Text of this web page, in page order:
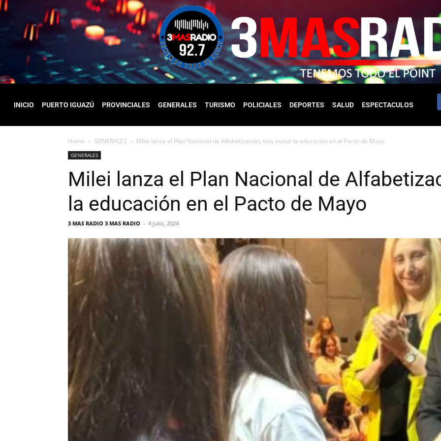
INICIO PUERTO IGUAZÚ PROVINCIALES GENERALES TURISMO POLICIALES DEPORTES SALUD ESPECTACULOS
Home GENERALES Milei lanza el Plan Nacional de Alfabetización, tras incluir la educación en el Pacto de Mayo
GENERALES
Milei lanza el Plan Nacional de
la educación en el Pacto de Mayo
3 MAS RADIO 3 MAS RADIO - 4 julio, 2024